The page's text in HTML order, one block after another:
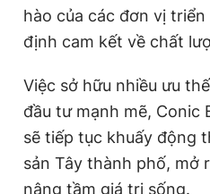
hào của các đơn vị
định cam kết về chất
Việc sở hữu nhiều ưu
đầu tư mạnh mẽ, Conic
sẽ tiếp tục khuấy động
sản Tây thành phố, mở
nâng tầm giá trị sống.